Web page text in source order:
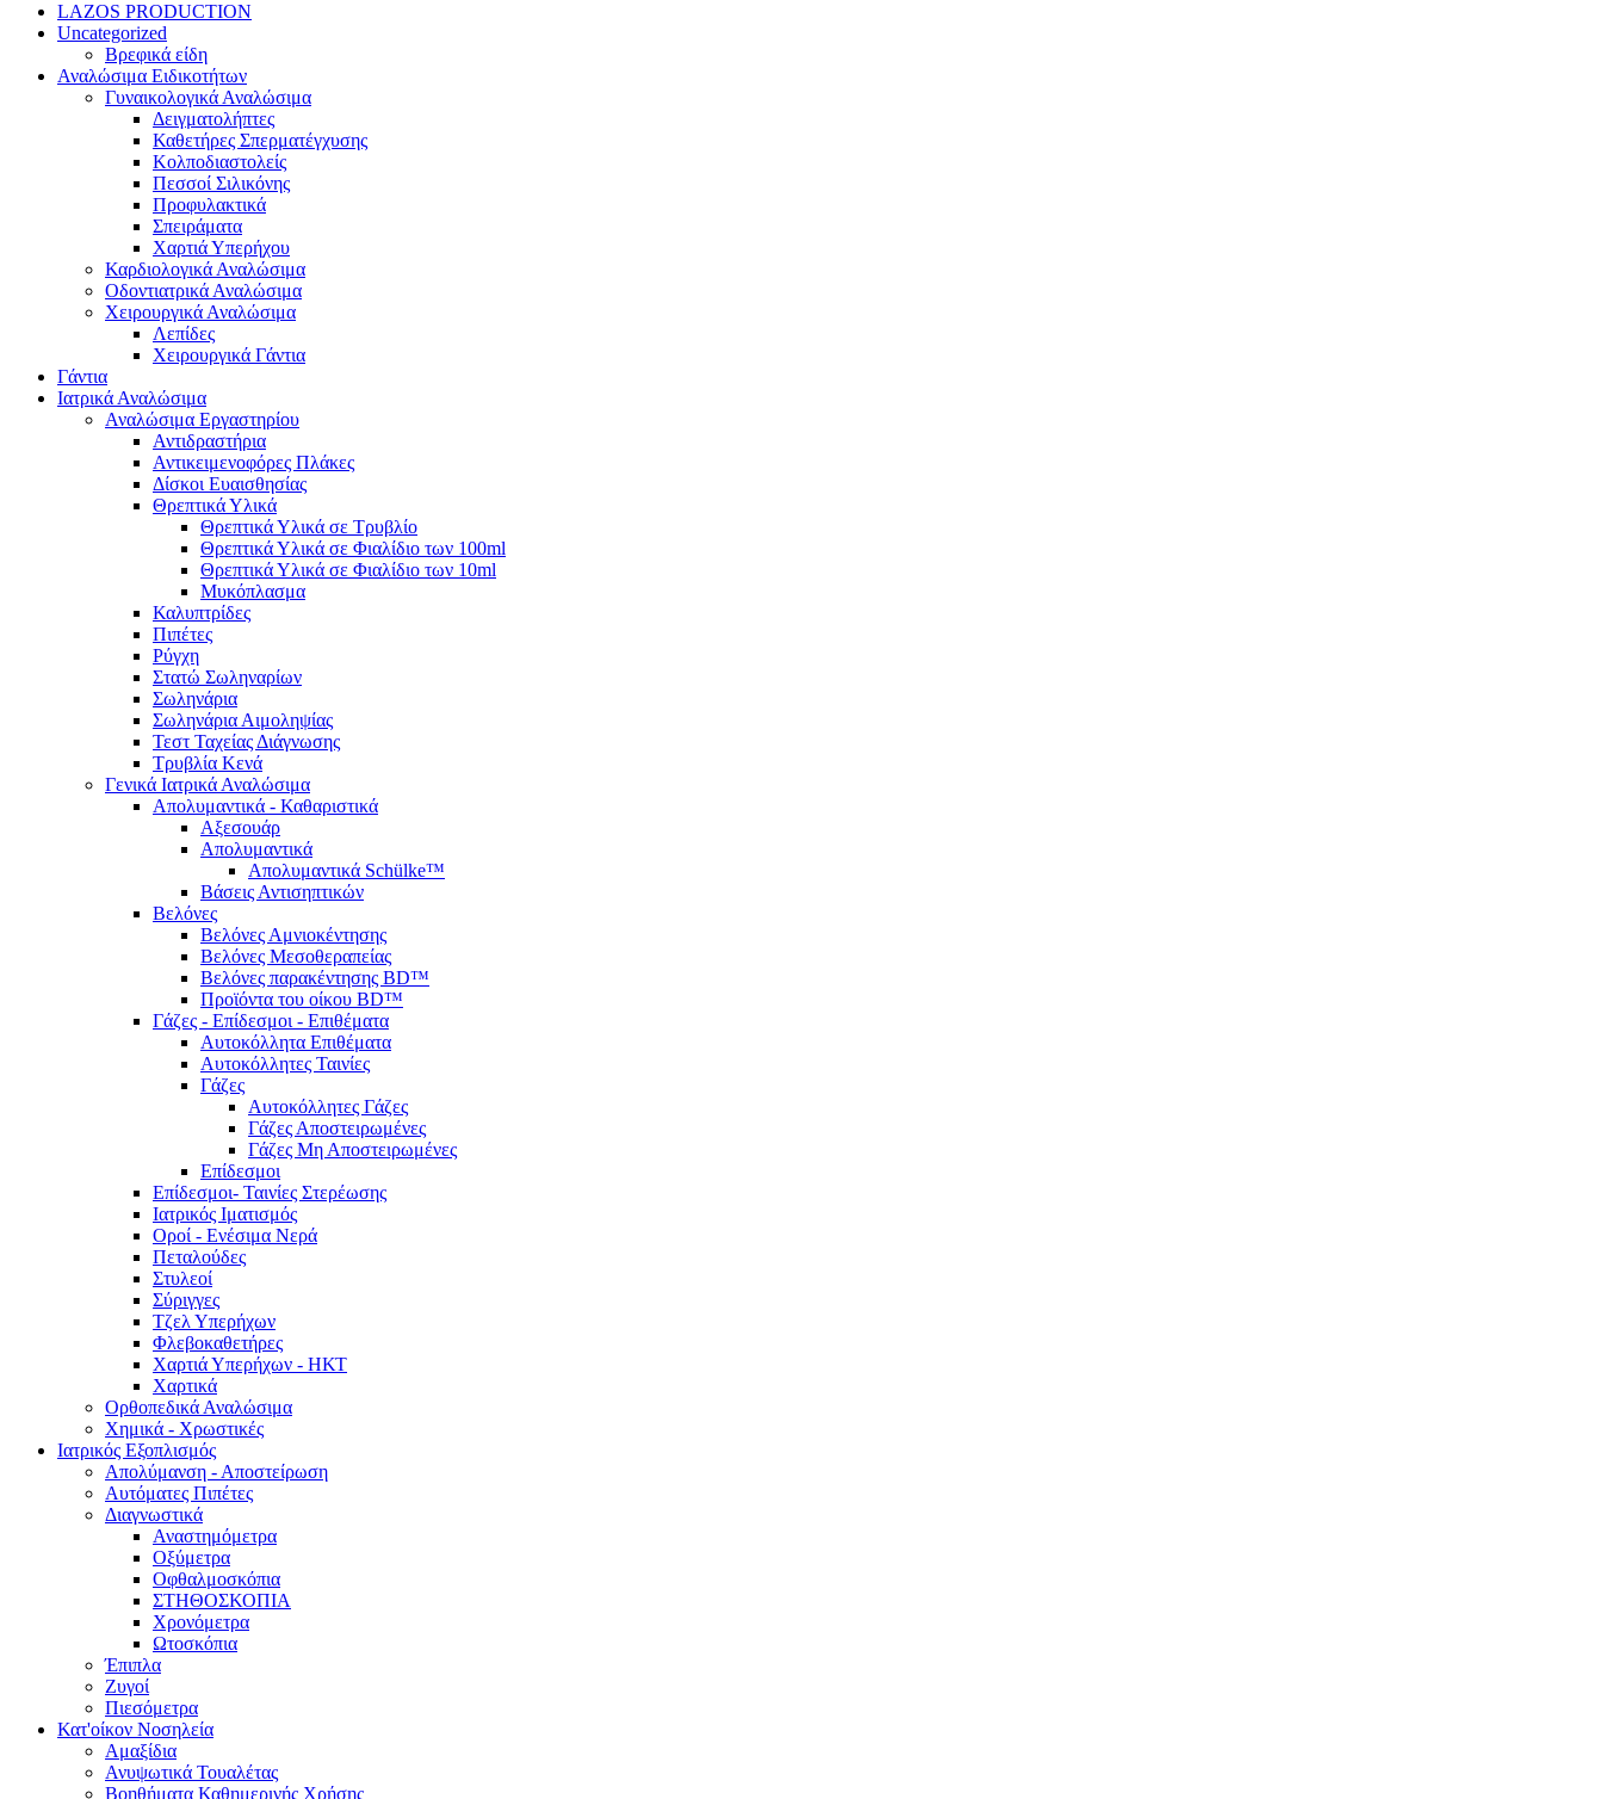
LAZOS PRODUCTION
Uncategorized
Βρεφικά είδη
Αναλώσιμα Ειδικοτήτων
Γυναικολογικά Αναλώσιμα
Δειγματολήπτες
Καθετήρες Σπερματέγχυσης
Κολποδιαστολείς
Πεσσοί Σιλικόνης
Προφυλακτικά
Σπειράματα
Χαρτιά Υπερήχου
Καρδιολογικά Αναλώσιμα
Οδοντιατρικά Αναλώσιμα
Χειρουργικά Αναλώσιμα
Λεπίδες
Χειρουργικά Γάντια
Γάντια
Ιατρικά Αναλώσιμα
Αναλώσιμα Εργαστηρίου
Αντιδραστήρια
Αντικειμενοφόρες Πλάκες
Δίσκοι Ευαισθησίας
Θρεπτικά Υλικά
Θρεπτικά Υλικά σε Τρυβλίο
Θρεπτικά Υλικά σε Φιαλίδιο των 100ml
Θρεπτικά Υλικά σε Φιαλίδιο των 10ml
Μυκόπλασμα
Καλυπτρίδες
Πιπέτες
Ρύγχη
Στατώ Σωληναρίων
Σωληνάρια
Σωληνάρια Αιμοληψίας
Τεστ Ταχείας Διάγνωσης
Τρυβλία Κενά
Γενικά Ιατρικά Αναλώσιμα
Απολυμαντικά - Καθαριστικά
Αξεσουάρ
Απολυμαντικά
Απολυμαντικά Schülke™
Βάσεις Αντισηπτικών
Βελόνες
Βελόνες Αμνιοκέντησης
Βελόνες Μεσοθεραπείας
Βελόνες παρακέντησης BD™
Προϊόντα του οίκου BD™
Γάζες - Επίδεσμοι - Επιθέματα
Αυτοκόλλητα Επιθέματα
Αυτοκόλλητες Ταινίες
Γάζες
Αυτοκόλλητες Γάζες
Γάζες Αποστειρωμένες
Γάζες Μη Αποστειρωμένες
Επίδεσμοι
Επίδεσμοι- Ταινίες Στερέωσης
Ιατρικός Ιματισμός
Οροί - Ενέσιμα Νερά
Πεταλούδες
Στυλεοί
Σύριγγες
Τζελ Υπερήχων
Φλεβοκαθετήρες
Χαρτιά Υπερήχων - ΗΚΤ
Χαρτικά
Ορθοπεδικά Αναλώσιμα
Χημικά - Χρωστικές
Ιατρικός Εξοπλισμός
Απολύμανση - Αποστείρωση
Αυτόματες Πιπέτες
Διαγνωστικά
Αναστημόμετρα
Οξύμετρα
Οφθαλμοσκόπια
ΣΤΗΘΟΣΚΟΠΙΑ
Χρονόμετρα
Ωτοσκόπια
Έπιπλα
Ζυγοί
Πιεσόμετρα
Κατ'οίκον Νοσηλεία
Αμαξίδια
Ανυψωτικά Τουαλέτας
Βοηθήματα Καθημερινής Χρήσης